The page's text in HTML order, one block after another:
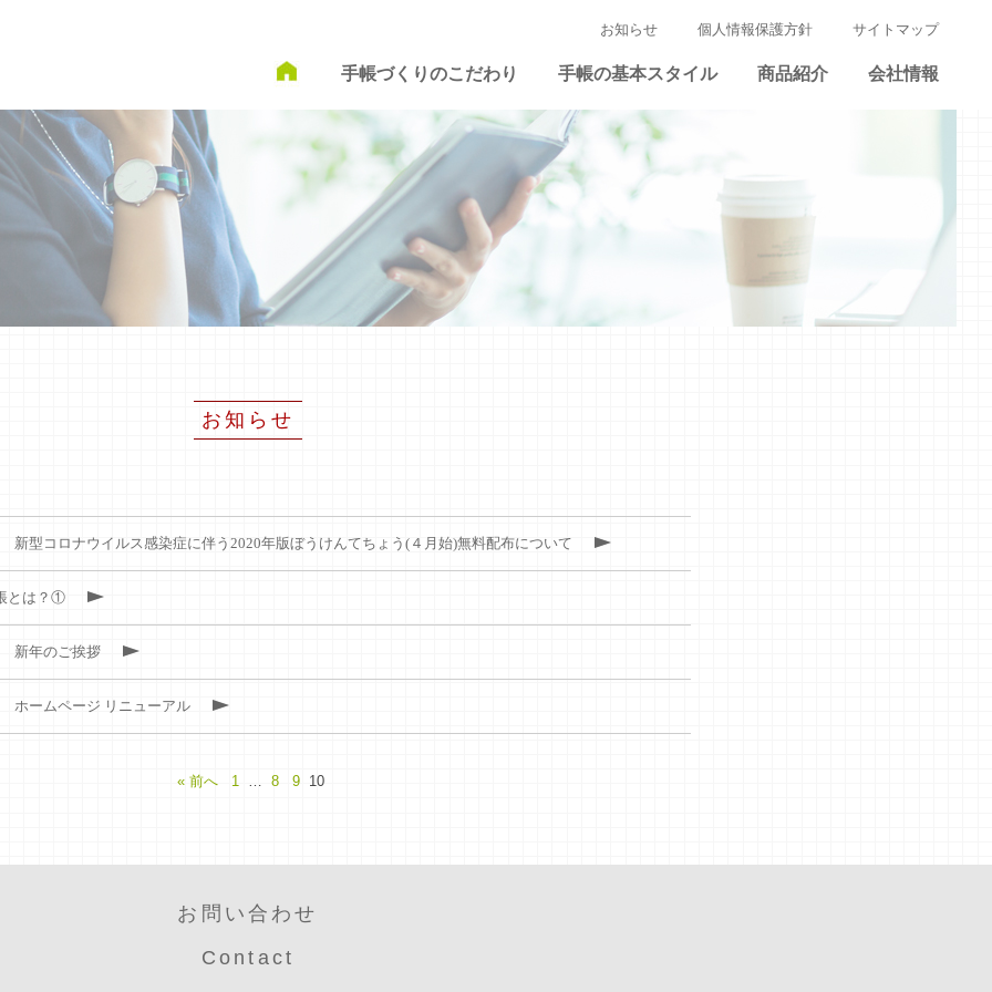
お知らせ 個人情報保護方針 サイトマップ
手帳づくりのこだわり 手帳の基本スタイル 商品紹介 会社情報
お知らせ
新型コロナウイルス感染症に伴う2020年版ぼうけんてちょう(４月始)無料配布について
とは？①
新年のご挨拶
ホームページ リニューアル
« 前へ 1 … 8 9 10
お問い合わせ
Contact